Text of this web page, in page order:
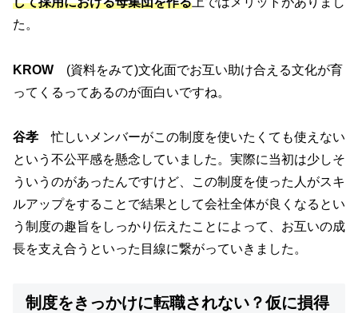
た。
KROW (資料をみて)文化面でお互い助け合える文化が育
ってくるってあるのが面白いですね。
谷孝忙しいメンバーがこの制度を使いたくても使えない
という不公平感を懸念していました。実際に当初は少しそ
ういうのがあったんですけど、この制度を使った人がスキ
ルアップをすることで結果として会社全体が良くなるとい
う制度の趣旨をしっかり伝えたことによって、お互いの成
長を支え合うといった目線に繋がっていきました。
制度をきっかけに転職されない？仮に損得